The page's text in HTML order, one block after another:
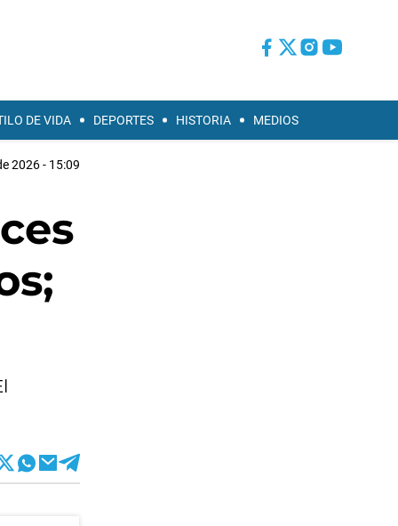
DE VIDA DEPORTES HISTORIA MEDIOS
2026 - 15:09